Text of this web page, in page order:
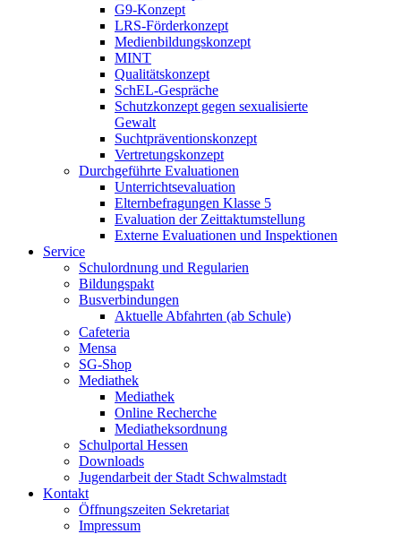
G9-Konzept
LRS-Förderkonzept
Medienbildungskonzept
MINT
Qualitätskonzept
SchEL-Gespräche
Schutzkonzept gegen sexualisierte
Gewalt
Suchtpräventionskonzept
Vertretungskonzept
Durchgeführte Evaluationen
Unterrichtsevaluation
Elternbefragungen Klasse 5
Evaluation der Zeittaktumstellung
Externe Evaluationen und Inspektionen
Service
Schulordnung und Regularien
Bildungspakt
Busverbindungen
Aktuelle Abfahrten (ab Schule)
Cafeteria
Mensa
SG-Shop
Mediathek
Mediathek
Online Recherche
Mediatheksordnung
Schulportal Hessen
Downloads
Jugendarbeit der Stadt Schwalmstadt
Kontakt
Öffnungszeiten Sekretariat
Impressum